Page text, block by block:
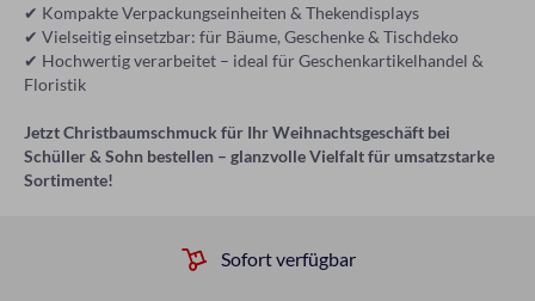
✔ Kompakte Verpackungseinheiten & Thekendisplays
✔ Vielseitig einsetzbar: für Bäume, Geschenke & Tischdeko
✔ Hochwertig verarbeitet – ideal für Geschenkartikelhandel &
Floristik
Jetzt Christbaumschmuck für Ihr Weihnachtsgeschäft bei
Schüller & Sohn bestellen – glanzvolle Vielfalt für umsatzstarke
Sortimente!
Sofort verfügbar